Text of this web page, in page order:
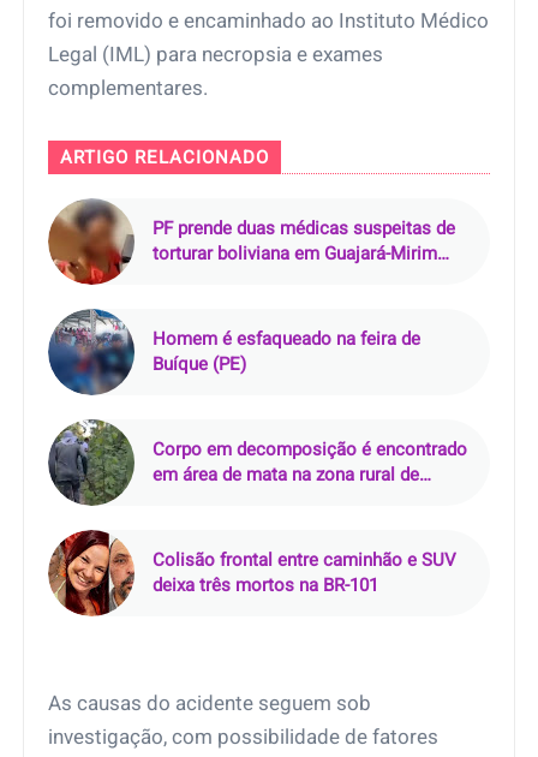
foi removido e encaminhado ao Instituto Médico
Legal (IML) para necropsia e exames
complementares.
ARTIGO RELACIONADO
PF prende duas médicas suspeitas de
torturar boliviana em Guajará-Mirim
Homem é esfaqueado na feira de
Buíque (PE)
Corpo em decomposição é encontrado
em área de mata na zona rural de
Colisão frontal entre caminhão e SUV
deixa três mortos na BR-101
As causas do acidente seguem sob
investigação, com possibilidade de fatores